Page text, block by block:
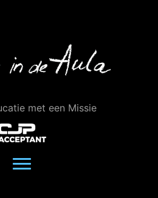
met een Missie